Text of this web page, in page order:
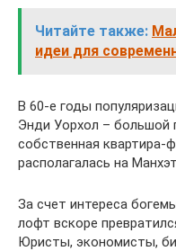
Читайте также:
идеи для
В 60-е годы
Энди Уорхол – большой
собственная квартира-
располагалась на
За счет интереса
лофт вскоре
Юристы, экономисты,